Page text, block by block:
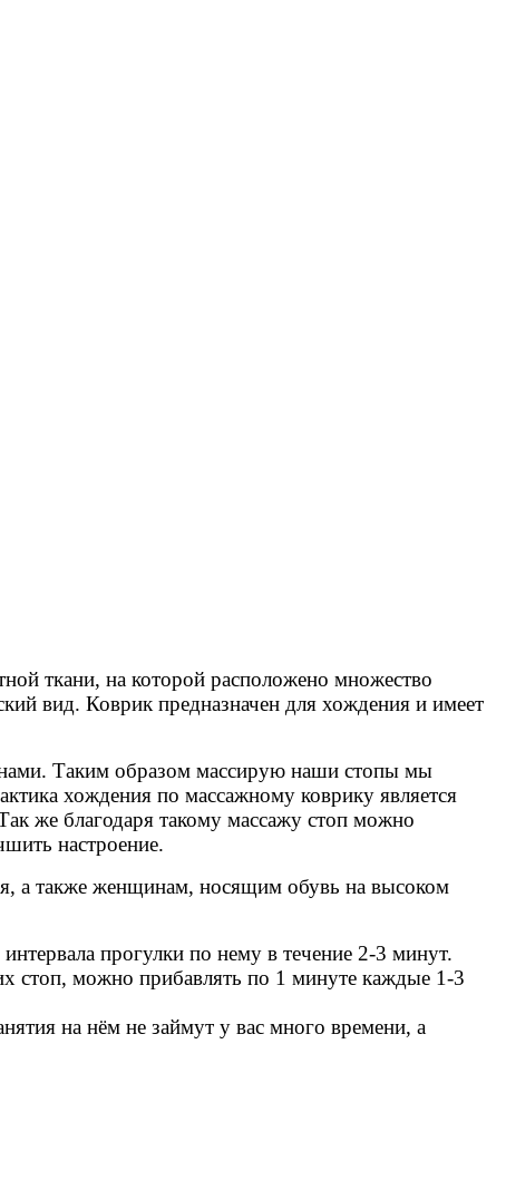
ткани, на которой расположено множество
вид. Коврик предназначен для хождения и имеет
Таким образом массирую наши стопы мы
хождения по массажному коврику является
же благодаря такому массажу стоп можно
настроение.
а также женщинам, носящим обувь на высоком
прогулки по нему в течение 2-3 минут.
стоп, можно прибавлять по 1 минуте каждые 1-3
на нём не займут у вас много времени, а